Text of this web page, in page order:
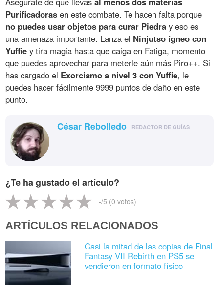
Purificadoras en este combate. Te hacen falta porque
no puedes usar objetos para curar Piedra y eso es
una amenaza importante. Lanza el Ninjutso ígneo con
Yuffie y tira magia hasta que caiga en Fatiga, momento
que puedes aprovechar para meterle aún más Piro++. Si
has cargado el Exorcismo a nivel 3 con Yuffie, le
puedes hacer fácilmente 9999 puntos de daño en este
punto.
César Rebolledo REDACTOR DE GUÍAS
¿Te ha gustado el artículo?
-/5 (0 votos)
ARTÍCULOS RELACIONADOS
Casi la mitad de las copias de Final
Fantasy VII Rebirth en PS5 se
vendieron en formato físico